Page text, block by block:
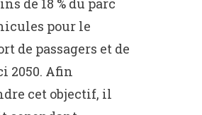
de 18 % du parc
pour le
de passagers et de
2050. Afin
cet objectif, il